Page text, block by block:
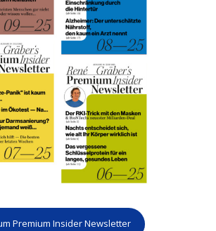
Premium Insider Newsletter